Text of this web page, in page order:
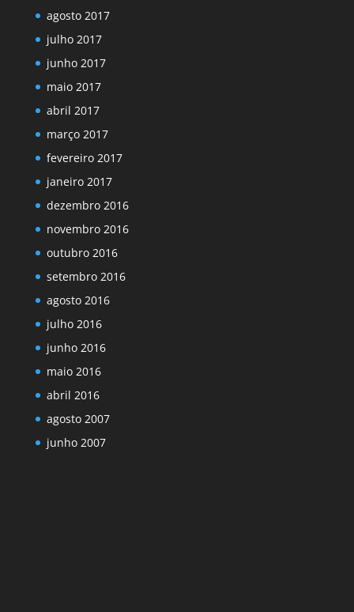
agosto 2017
julho 2017
junho 2017
maio 2017
abril 2017
março 2017
fevereiro 2017
janeiro 2017
dezembro 2016
novembro 2016
outubro 2016
setembro 2016
agosto 2016
julho 2016
junho 2016
maio 2016
abril 2016
agosto 2007
junho 2007